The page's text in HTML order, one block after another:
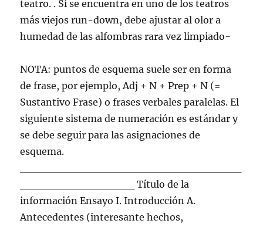
teatro. . Si se encuentra en uno de los teatros
más viejos run-down, debe ajustar al olor a
humedad de las alfombras rara vez limpiado-
NOTA: puntos de esquema suele ser en forma
de frase, por ejemplo, Adj + N + Prep + N (=
Sustantivo Frase) o frases verbales paralelas. El
siguiente sistema de numeración es estándar y
se debe seguir para las asignaciones de
esquema.
_______________ Título de la
información Ensayo I. Introducción A.
Antecedentes (interesante hechos,